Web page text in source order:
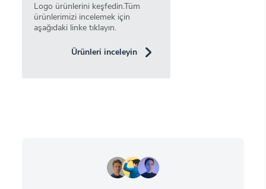
Logo ürünlerini keşfedin.Tüm
ürünlerimizi incelemek için
aşağıdaki linke tıklayın.
Ürünleri inceleyin